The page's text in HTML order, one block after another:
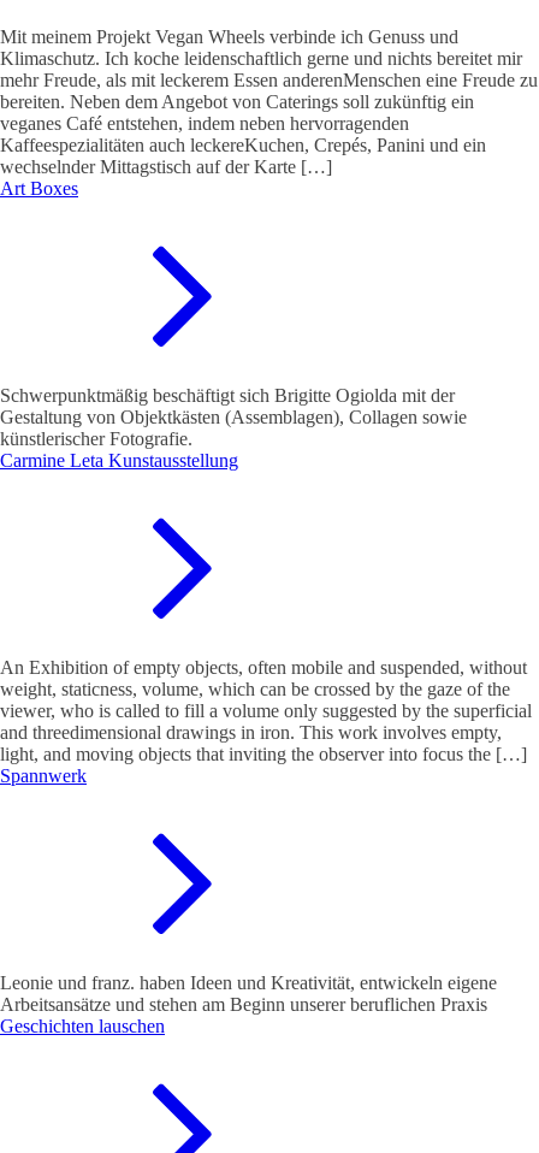
Mit meinem Projekt Vegan Wheels verbinde ich Genuss und
Klimaschutz. Ich koche leidenschaftlich gerne und nichts bereitet mir
mehr Freude, als mit leckerem Essen anderenMenschen eine Freude zu
bereiten. Neben dem Angebot von Caterings soll zukünftig ein
veganes Café entstehen, indem neben hervorragenden
Kaffeespezialitäten auch leckereKuchen, Crepés, Panini und ein
wechselnder Mittagstisch auf der Karte […]
Art Boxes
Schwerpunktmäßig beschäftigt sich Brigitte Ogiolda mit der
Gestaltung von Objektkästen (Assemblagen), Collagen sowie
künstlerischer Fotografie.
Carmine Leta Kunstausstellung
An Exhibition of empty objects, often mobile and suspended, without
weight, staticness, volume, which can be crossed by the gaze of the
viewer, who is called to fill a volume only suggested by the superficial
and threedimensional drawings in iron. This work involves empty,
light, and moving objects that inviting the observer into focus the […]
Spannwerk
Leonie und franz. haben Ideen und Kreativität, entwickeln eigene
Arbeitsansätze und stehen am Beginn unserer beruflichen Praxis
Geschichten lauschen